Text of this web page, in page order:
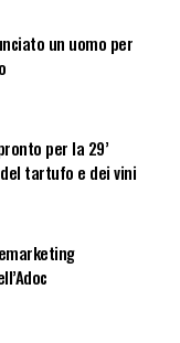
un uomo per
per la 29’
tartufo e dei vini